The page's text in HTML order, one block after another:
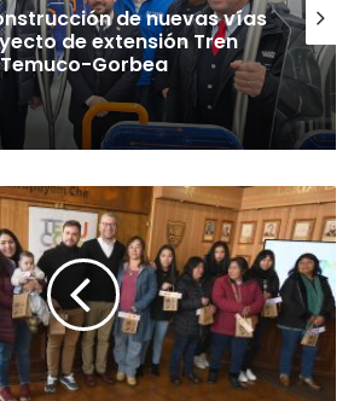
de nuevas vías
de extensión Tren
Temuco-Gorbea